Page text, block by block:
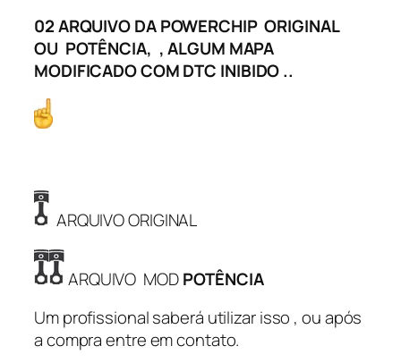
Ê
N
C
A
I
G
I
N
L
8
02 ARQUIVO DA POWERCHIP ORIGINAL
OU POTÊNCIA, , ALGUM MAPA
MODIFICADO COM DTC INIBIDO ..
ARQUIVO ORIGINAL
ARQUIVO MODPOTÊNCIA
Um profissional saberá utilizar isso , ou após
a compra entre em contato.